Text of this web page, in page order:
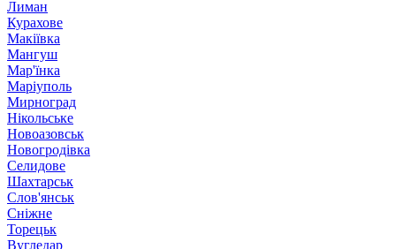
Лиман
Курахове
Макіївка
Мангуш
Мар'їнка
Маріуполь
Мирноград
Нікольське
Новоазовськ
Новогродівка
Селидове
Шахтарськ
Слов'янськ
Сніжне
Торецьк
Вугледар